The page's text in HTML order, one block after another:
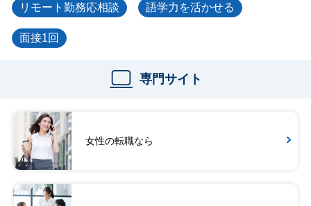
リモート勤務応相談 語学力を活かせる
面接1回
専門サイト
女性の転職なら